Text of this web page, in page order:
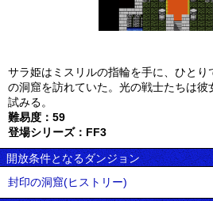
サラ姫はミスリルの指輪を手に、ひとり
の洞窟を訪れていた。光の戦士たちは彼
試みる。
難易度：59
登場シリーズ：FF3
開放条件となるダンジョン
封印の洞窟(ヒストリー)